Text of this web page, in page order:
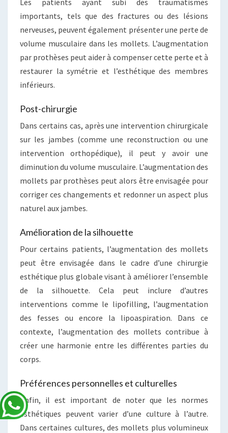
importants, tels que des fractures ou des lésions
nerveuses, peuvent également présenter une perte de
volume musculaire dans les mollets. L’augmentation
par prothèses peut aider à compenser cette perte et à
restaurer la symétrie et l’esthétique des membres
inférieurs.
Post-chirurgie
Dans certains cas, après une intervention chirurgicale
sur les jambes (comme une reconstruction ou une
intervention orthopédique), il peut y avoir une
diminution du volume musculaire. L’augmentation des
mollets par prothèses peut alors être envisagée pour
corriger ces changements et redonner un aspect plus
naturel aux jambes.
Amélioration de la silhouette
Pour certains patients, l’augmentation des mollets
peut être envisagée dans le cadre d’une chirurgie
esthétique plus globale visant à améliorer l’ensemble
de la silhouette. Cela peut inclure d’autres
interventions comme le lipofilling, l’augmentation
des fesses ou encore la lipoaspiration. Dans ce
contexte, l’augmentation des mollets contribue à
créer une harmonie entre les différentes parties du
corps.
Préférences personnelles et culturelles
Enfin, il est important de noter que les normes
esthétiques peuvent varier d’une culture à l’autre.
Dans certaines cultures, des mollets plus volumineux